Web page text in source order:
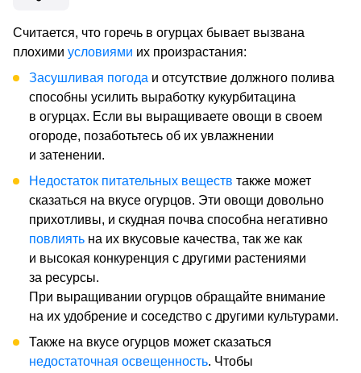
Считается, что горечь в огурцах бывает вызвана
плохими условиями их произрастания:
Засушливая погода и отсутствие должного полива
способны усилить выработку кукурбитацина
в огурцах. Если вы выращиваете овощи в своем
огороде, позаботьтесь об их увлажнении
и затенении.
Недостаток питательных веществ также может
сказаться на вкусе огурцов. Эти овощи довольно
прихотливы, и скудная почва способна негативно
повлиять на их вкусовые качества, так же как
и высокая конкуренция с другими растениями
за ресурсы.
При выращивании огурцов обращайте внимание
на их удобрение и соседство с другими культурами.
Также на вкусе огурцов может сказаться
недостаточная освещенность. Чтобы